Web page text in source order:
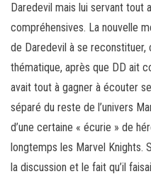
Daredevil mais lui servant tout
compréhensives. La nouvelle
de Daredevil à se
thématique, après que DD ait
avait tout à gagner à écouter
séparé du reste de l’univers
d’une certaine « écurie » de
longtemps les Marvel Knights.
la discussion et le fait qu’il